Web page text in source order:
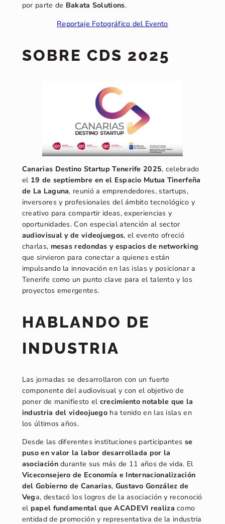
por parte de Bakata Solutions.
Reportaje Fotográfico del Evento
SOBRE CDS 2025
Canarias Destino Startup Tenerife 2025, celebrado
el 19 de septiembre en el Espacio Mutua Tinerfeña
de La Laguna, reunió a emprendedores, startups,
inversores y profesionales del ámbito tecnológico y
creativo para compartir ideas, experiencias y
oportunidades. Con especial atención al sector
audiovisual y de videojuegos, el evento ofreció
charlas, mesas redondas y espacios de networking
que sirvieron para conectar a quienes están
impulsando la innovación en las islas y posicionar a
Tenerife como un punto clave para el talento y los
proyectos emergentes.
HABLANDO DE
INDUSTRIA
Las jornadas se desarrollaron con un fuerte
componente del audiovisual y con el objetivo de
poner de manifiesto el crecimiento notable que la
industria del videojuego ha tenido en las islas en
los últimos años.
Desde las diferentes instituciones participantes se
puso en valor la labor desarrollada por la
asociacióndurante sus más de 11 años de vida. El
Viceconsejero de Economía e Internacionalización
del Gobierno de Canarias, Gustavo González de
Vega, destacó los logros de la asociación y reconoció
el papel fundamental que ACADEVI realiza como
entidad de promoción y representativa de la industria